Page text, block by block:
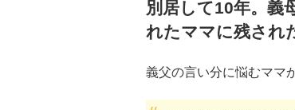
別居して10年。義
れたママに残され
義父の言い分に悩むママ